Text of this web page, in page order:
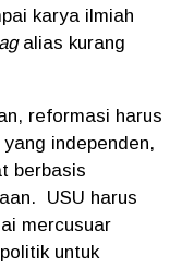
karya ilmiah
alias kurang
reformasi harus
independen,
berbasis
USU harus
mercusuar
untuk